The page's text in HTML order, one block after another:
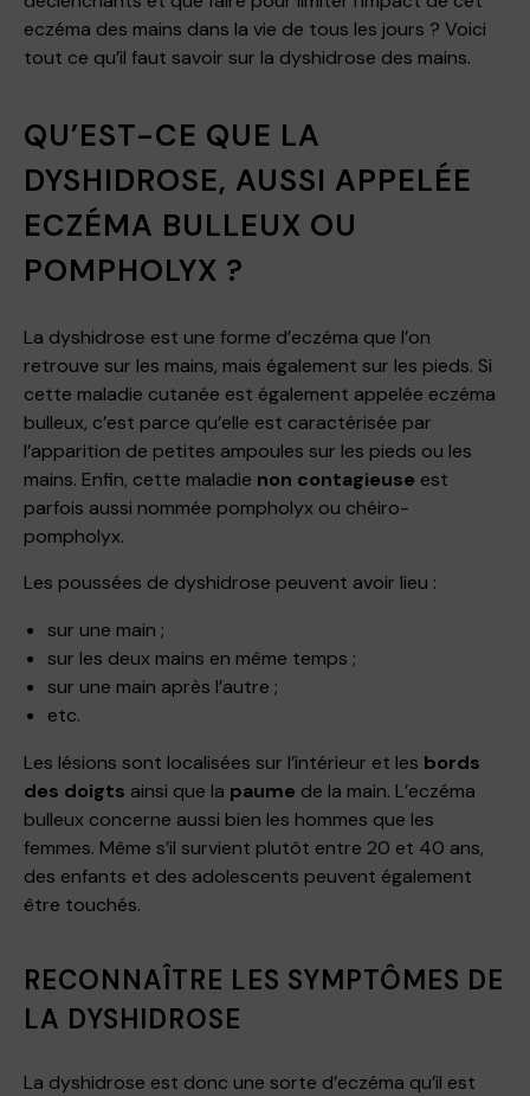
eczéma des mains dans la vie de tous les jours ? Voici
tout ce qu’il faut savoir sur la dyshidrose des mains.
QU’EST-CE QUE LA
DYSHIDROSE, AUSSI APPELÉE
ECZÉMA BULLEUX OU
POMPHOLYX ?
La dyshidrose est une forme d’eczéma que l’on
retrouve sur les mains, mais également sur les pieds. Si
cette maladie cutanée est également appelée eczéma
bulleux, c’est parce qu’elle est caractérisée par
l’apparition de petites ampoules sur les pieds ou les
mains. Enfin, cette maladie non contagieuse est
parfois aussi nommée pompholyx ou chéiro-
pompholyx.
Les poussées de dyshidrose peuvent avoir lieu :
sur une main ;
sur les deux mains en même temps ;
sur une main après l’autre ;
etc.
Les lésions sont localisées sur l’intérieur et les bords
des doigts ainsi que la paume de la main. L’eczéma
bulleux concerne aussi bien les hommes que les
femmes. Même s’il survient plutôt entre 20 et 40 ans,
des enfants et des adolescents peuvent également
être touchés.
RECONNAÎTRE LES SYMPTÔMES DE
LA DYSHIDROSE
La dyshidrose est donc une sorte d’eczéma qu’il est